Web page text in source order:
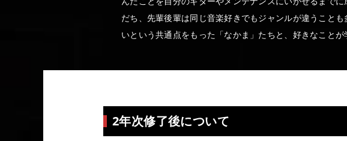
だち、先輩後輩は同じ音楽好きでもジャンルが違うこと
いという共通点をもった「なかま」たちと、好きなこと
2年次修了後について